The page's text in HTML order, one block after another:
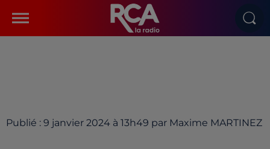
Publié : 9 janvier 2024 à 13h49 par Maxime MARTINEZ